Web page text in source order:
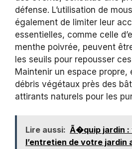
défense. L’utilisation de
également de limiter leur
essentielles, comme celle
menthe poivrée, peuvent
les seuils pour repousser
Maintenir un espace propre,
débris végétaux près des
attirants naturels pour les
Lire aussi: Ã�quip jardin :
l’entretien de votre jardin